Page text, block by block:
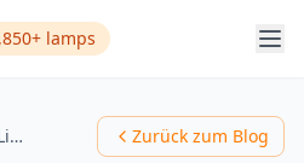
lamps
Human-Centric Lighting: The Scientific and Ethical Shift in 2026 Zurück zum Blog